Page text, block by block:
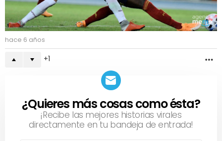
hace 6 años
1
NEWSLETTER
¿Quieres más cosas como ésta?
¡Recibe las mejores historias virales
directamente en tu bandeja de entrada!